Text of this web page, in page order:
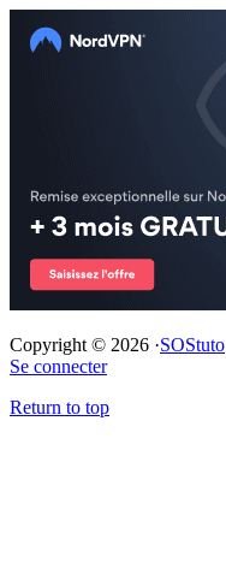
Copyright © 2026 ·SOStuto
Se connecter
Return to top